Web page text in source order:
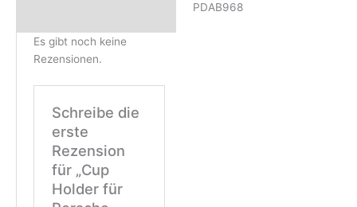
PDAB968
Es gibt noch keine
Rezensionen.
Schreibe die
erste
Rezension
für „Cup
Holder für